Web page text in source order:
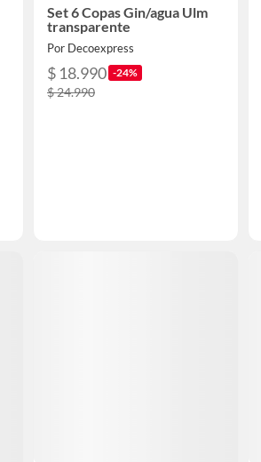
Set 6 Copas Gin/agua Ulm
transparente
Por Decoexpress
$ 18.990 -24%
$ 24.990